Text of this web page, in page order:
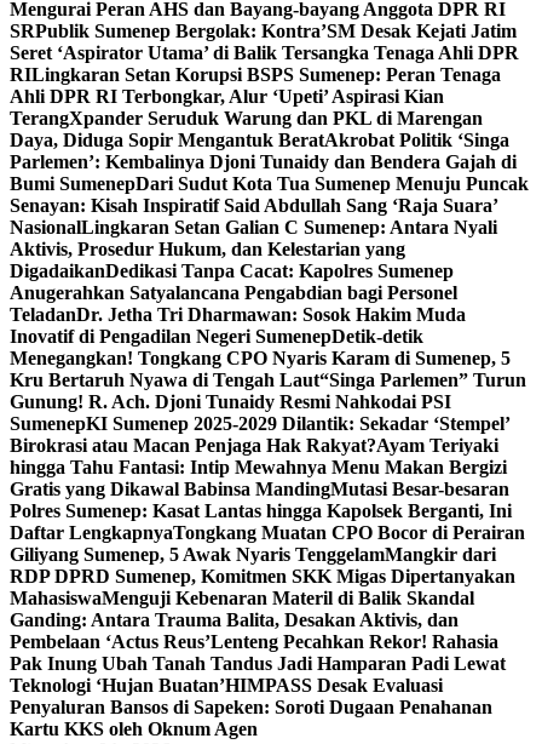
Mengurai Peran AHS dan Bayang-bayang Anggota DPR RI
SRPublik Sumenep Bergolak: Kontra’SM Desak Kejati Jatim
Seret ‘Aspirator Utama’ di Balik Tersangka Tenaga Ahli DPR
RILingkaran Setan Korupsi BSPS Sumenep: Peran Tenaga
Ahli DPR RI Terbongkar, Alur ‘Upeti’ Aspirasi Kian
TerangXpander Seruduk Warung dan PKL di Marengan
Daya, Diduga Sopir Mengantuk BeratAkrobat Politik ‘Singa
Parlemen’: Kembalinya Djoni Tunaidy dan Bendera Gajah di
Bumi SumenepDari Sudut Kota Tua Sumenep Menuju Puncak
Senayan: Kisah Inspiratif Said Abdullah Sang ‘Raja Suara’
NasionalLingkaran Setan Galian C Sumenep: Antara Nyali
Aktivis, Prosedur Hukum, dan Kelestarian yang
DigadaikanDedikasi Tanpa Cacat: Kapolres Sumenep
Anugerahkan Satyalancana Pengabdian bagi Personel
TeladanDr. Jetha Tri Dharmawan: Sosok Hakim Muda
Inovatif di Pengadilan Negeri SumenepDetik-detik
Menegangkan! Tongkang CPO Nyaris Karam di Sumenep, 5
Kru Bertaruh Nyawa di Tengah Laut“Singa Parlemen” Turun
Gunung! R. Ach. Djoni Tunaidy Resmi Nahkodai PSI
SumenepKI Sumenep 2025-2029 Dilantik: Sekadar ‘Stempel’
Birokrasi atau Macan Penjaga Hak Rakyat?Ayam Teriyaki
hingga Tahu Fantasi: Intip Mewahnya Menu Makan Bergizi
Gratis yang Dikawal Babinsa MandingMutasi Besar-besaran
Polres Sumenep: Kasat Lantas hingga Kapolsek Berganti, Ini
Daftar LengkapnyaTongkang Muatan CPO Bocor di Perairan
Giliyang Sumenep, 5 Awak Nyaris TenggelamMangkir dari
RDP DPRD Sumenep, Komitmen SKK Migas Dipertanyakan
MahasiswaMenguji Kebenaran Materil di Balik Skandal
Ganding: Antara Trauma Balita, Desakan Aktivis, dan
Pembelaan ‘Actus Reus’Lenteng Pecahkan Rekor! Rahasia
Pak Inung Ubah Tanah Tandus Jadi Hamparan Padi Lewat
Teknologi ‘Hujan Buatan’HIMPASS Desak Evaluasi
Penyaluran Bansos di Sapeken: Soroti Dugaan Penahanan
Kartu KKS oleh Oknum Agen